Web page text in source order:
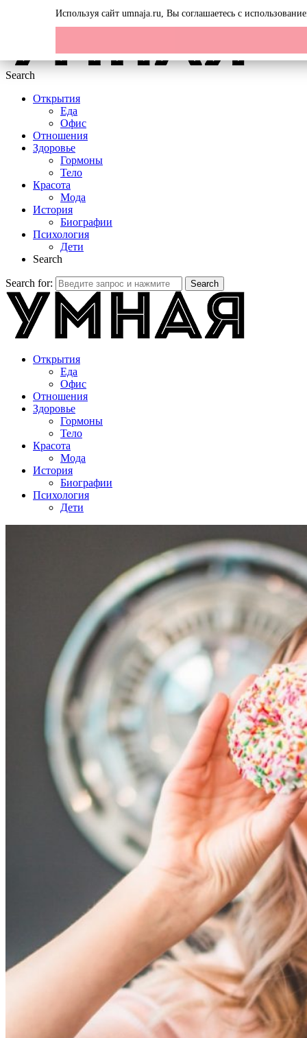
Search
Открытия
Еда
Офис
Отношения
Здоровье
Гормоны
Тело
Красота
Мода
История
Биографии
Психология
Дети
Search
Search for: Search
Открытия
Еда
Офис
Отношения
Здоровье
Гормоны
Тело
Красота
Мода
История
Биографии
Психология
Дети
Используя сайт umnaja.ru, Вы соглашаетесь с